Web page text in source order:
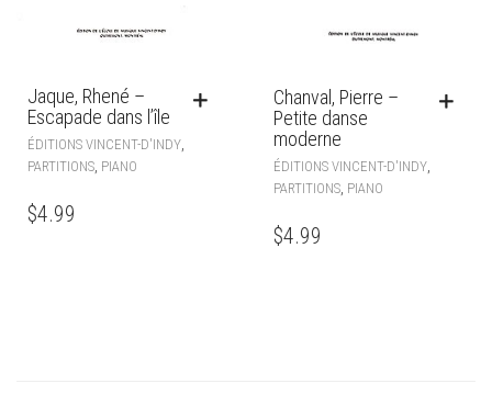
Jaque, Rhené –
Escapade dans l’île
ÉDITIONS VINCENT-D'INDY
PARTITIONS PIANO
$4.99
Chanval, Pierre –
Petite danse
moderne
ÉDITIONS VINCENT-D'INDY
PARTITIONS PIANO
$4.99